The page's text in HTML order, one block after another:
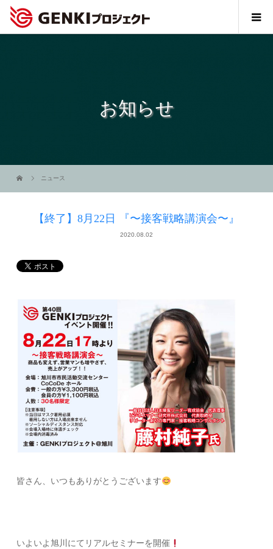
お知らせ
ニュース
【終了】8月22日 『〜接客戦略講演会〜』
2020.08.02
皆さん、いつもありがとうございます
いよいよ旭川にてリアルセミナーを開催